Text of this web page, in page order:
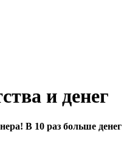
и денег
В 10 раз больше денег